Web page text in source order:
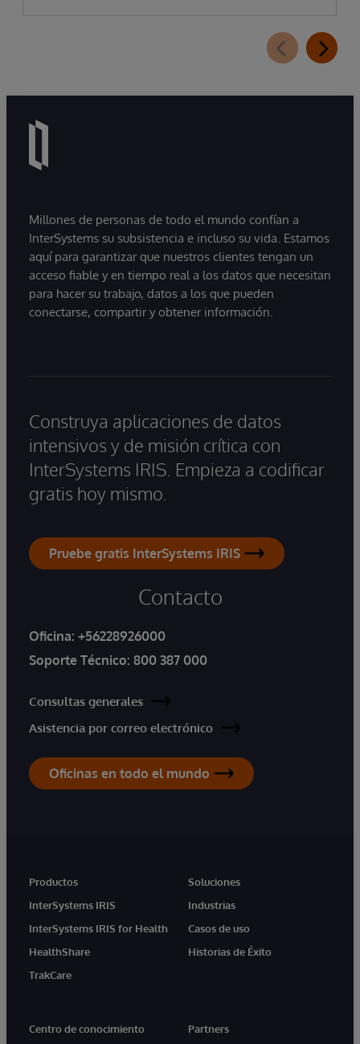
Millones de personas de todo el mundo confían a
InterSystems su subsistencia e incluso su vida. Estamos
aquí para garantizar que nuestros clientes tengan un
acceso fiable y en tiempo real a los datos que necesitan
para hacer su trabajo, datos a los que pueden
conectarse, compartir y obtener información.
Construya aplicaciones de datos
intensivos y de misión crítica con
InterSystems IRIS. Empieza a codificar
gratis hoy mismo.
Pruebe gratis InterSystems IRIS
Contacto
Oficina: +56228926000
Soporte Técnico: 800 387 000
Consultas generales
Asistencia por correo electrónico
Oficinas en todo el mundo
Productos
InterSystems IRIS
InterSystems IRIS for Health
HealthShare
TrakCare
Soluciones
Industrias
Casos de uso
Historias de Éxito
Centro de conocimiento
Partners